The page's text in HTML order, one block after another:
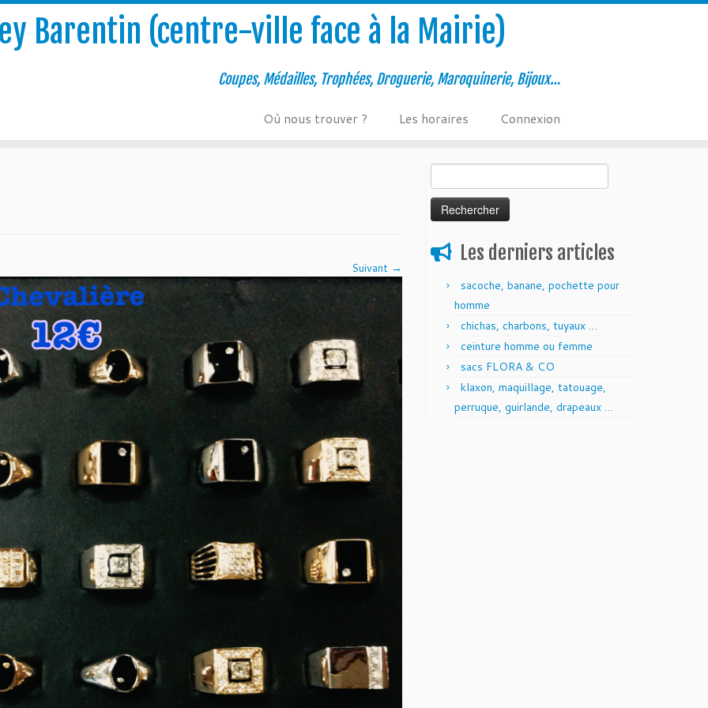
Barentin (centre-ville face à la Mairie)
Coupes, Médailles, Trophées, Droguerie, Maroquinerie, Bijoux…
Où nous trouver ? Les horaires Connexion
Suivant →
Les derniers articles
sacoche, banane, pochette pour
homme
chichas, charbons, tuyaux …
ceinture homme ou femme
sacs FLORA & CO
klaxon, maquillage, tatouage,
perruque, guirlande, drapeaux …